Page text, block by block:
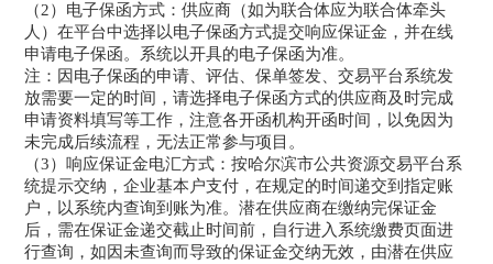
（2）电子保函方式：供应商（如为联合体应为联合体牵头
人）在平台中选择以电子保函方式提交响应保证金，并在线
申请电子保函。系统以开具的电子保函为准。
注：因电子保函的申请、评估、保单签发、交易平台系统发
放需要一定的时间，请选择电子保函方式的供应商及时完成
申请资料填写等工作，注意各开函机构开函时间，以免因为
未完成后续流程，无法正常参与项目。
（3）响应保证金电汇方式：按哈尔滨市公共资源交易平台系
统提示交纳，企业基本户支付，在规定的时间递交到指定账
户，以系统内查询到账为准。潜在供应商在缴纳完保证金
后，需在保证金递交截止时间前，自行进入系统缴费页面进
行查询，如因未查询而导致的保证金交纳无效，由潜在供应